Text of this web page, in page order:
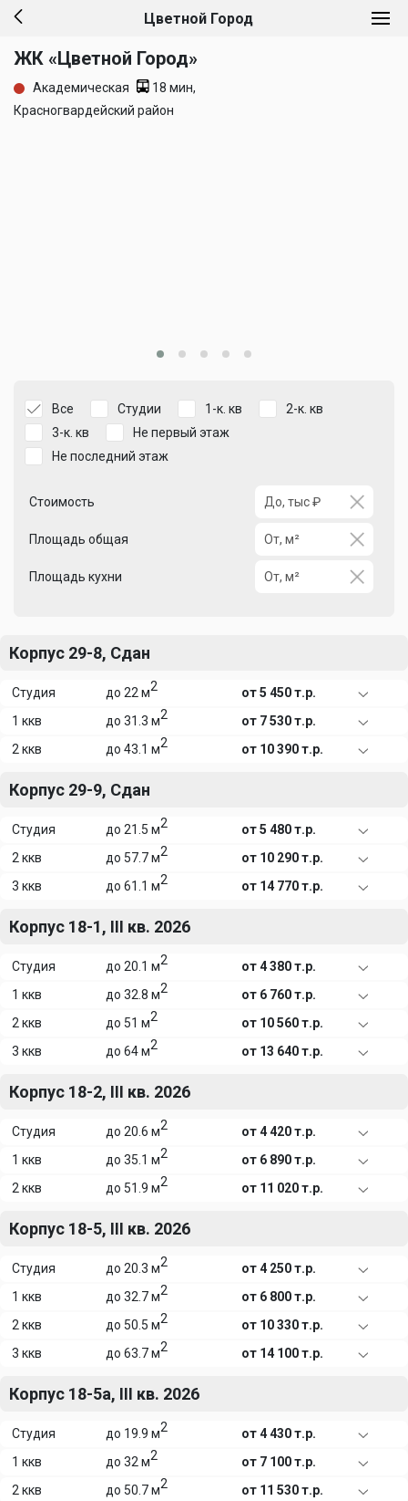
Цветной Город
ЖК «Цветной Город»
Академическая
18 мин,
Красногвардейский район
Все Студии 1-к. кв
2-к. кв
3-к. кв
Не первый этаж
Не последний этаж
Стоимость
Площадь общая
Площадь кухни
Корпус 29-8, Сдан
Студия до 22 м2
от 5 450 т.р.
1 ккв
до 31.3 м2
от 7 530 т.р.
2 ккв
до 43.1 м2 от 10 390 т.р.
Корпус 29-9, Сдан
Студия до 21.5 м2
от 5 480 т.р.
2 ккв
до 57.7 м2
от 10 290 т.р.
3 ккв
до 61.1 м2 от 14 770 т.р.
Корпус 18-1, III кв. 2026
Студия до 20.1 м2
от 4 380 т.р.
1 ккв
до 32.8 м2
от 6 760 т.р.
2 ккв
до 51 м2
от 10 560 т.р.
3 ккв
до 64 м2 от 13 640 т.р.
Корпус 18-2, III кв. 2026
Студия до 20.6 м2
от 4 420 т.р.
1 ккв
до 35.1 м2
от 6 890 т.р.
2 ккв
до 51.9 м2 от 11 020 т.р.
Корпус 18-5, III кв. 2026
Студия до 20.3 м2
от 4 250 т.р.
1 ккв
до 32.7 м2
от 6 800 т.р.
2 ккв
до 50.5 м2
от 10 330 т.р.
3 ккв
до 63.7 м2 от 14 100 т.р.
Корпус 18-5а, III кв. 2026
Студия до 19.9 м2
от 4 430 т.р.
1 ккв
до 32 м2
от 7 100 т.р.
2 ккв
до 50.7 м2
от 11 530 т.р.